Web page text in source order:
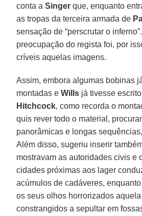
conta aSinger que, enquanto
as tropas da terceira armada de
sensação de “perscrutar o
preocupação do regista foi, por
críveis aquelas imagens.
Assim, embora algumas bobinas
montadas eWills já tivesse
Hitchcock, como recorda o
quis rever todo o material,
panorâmicas e longas
Além disso, sugeriu inserir
mostravam as autoridades civis e
cidades próximas aos lager
acúmulos de cadáveres,
os seus olhos horrorizados
constrangidos a sepultar em